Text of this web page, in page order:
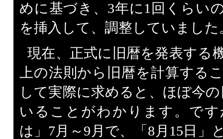
めに基づき、3年に1回くらい
を挿入して、調整していました
現在、正式に旧暦を発表する
上の法則から旧暦を計算する
して実際に求めると、ほぼ今
いることがわかります。で
は」7月～9月で、「8月15日」